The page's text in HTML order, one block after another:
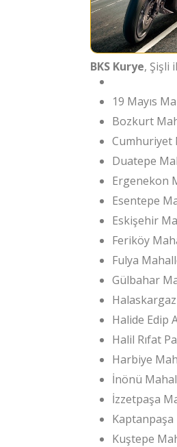
BKS Kurye, Şişli
19 Mayıs
Bozkurt
Cumhuriyet
Duatepe
Ergenekon
Esentepe
Eskişehir
Feriköy
Fulya
Gülbahar
Halide Edip
Halil Rıfat
Harbiye
İnönü
İzzetpaşa
Kuştepe